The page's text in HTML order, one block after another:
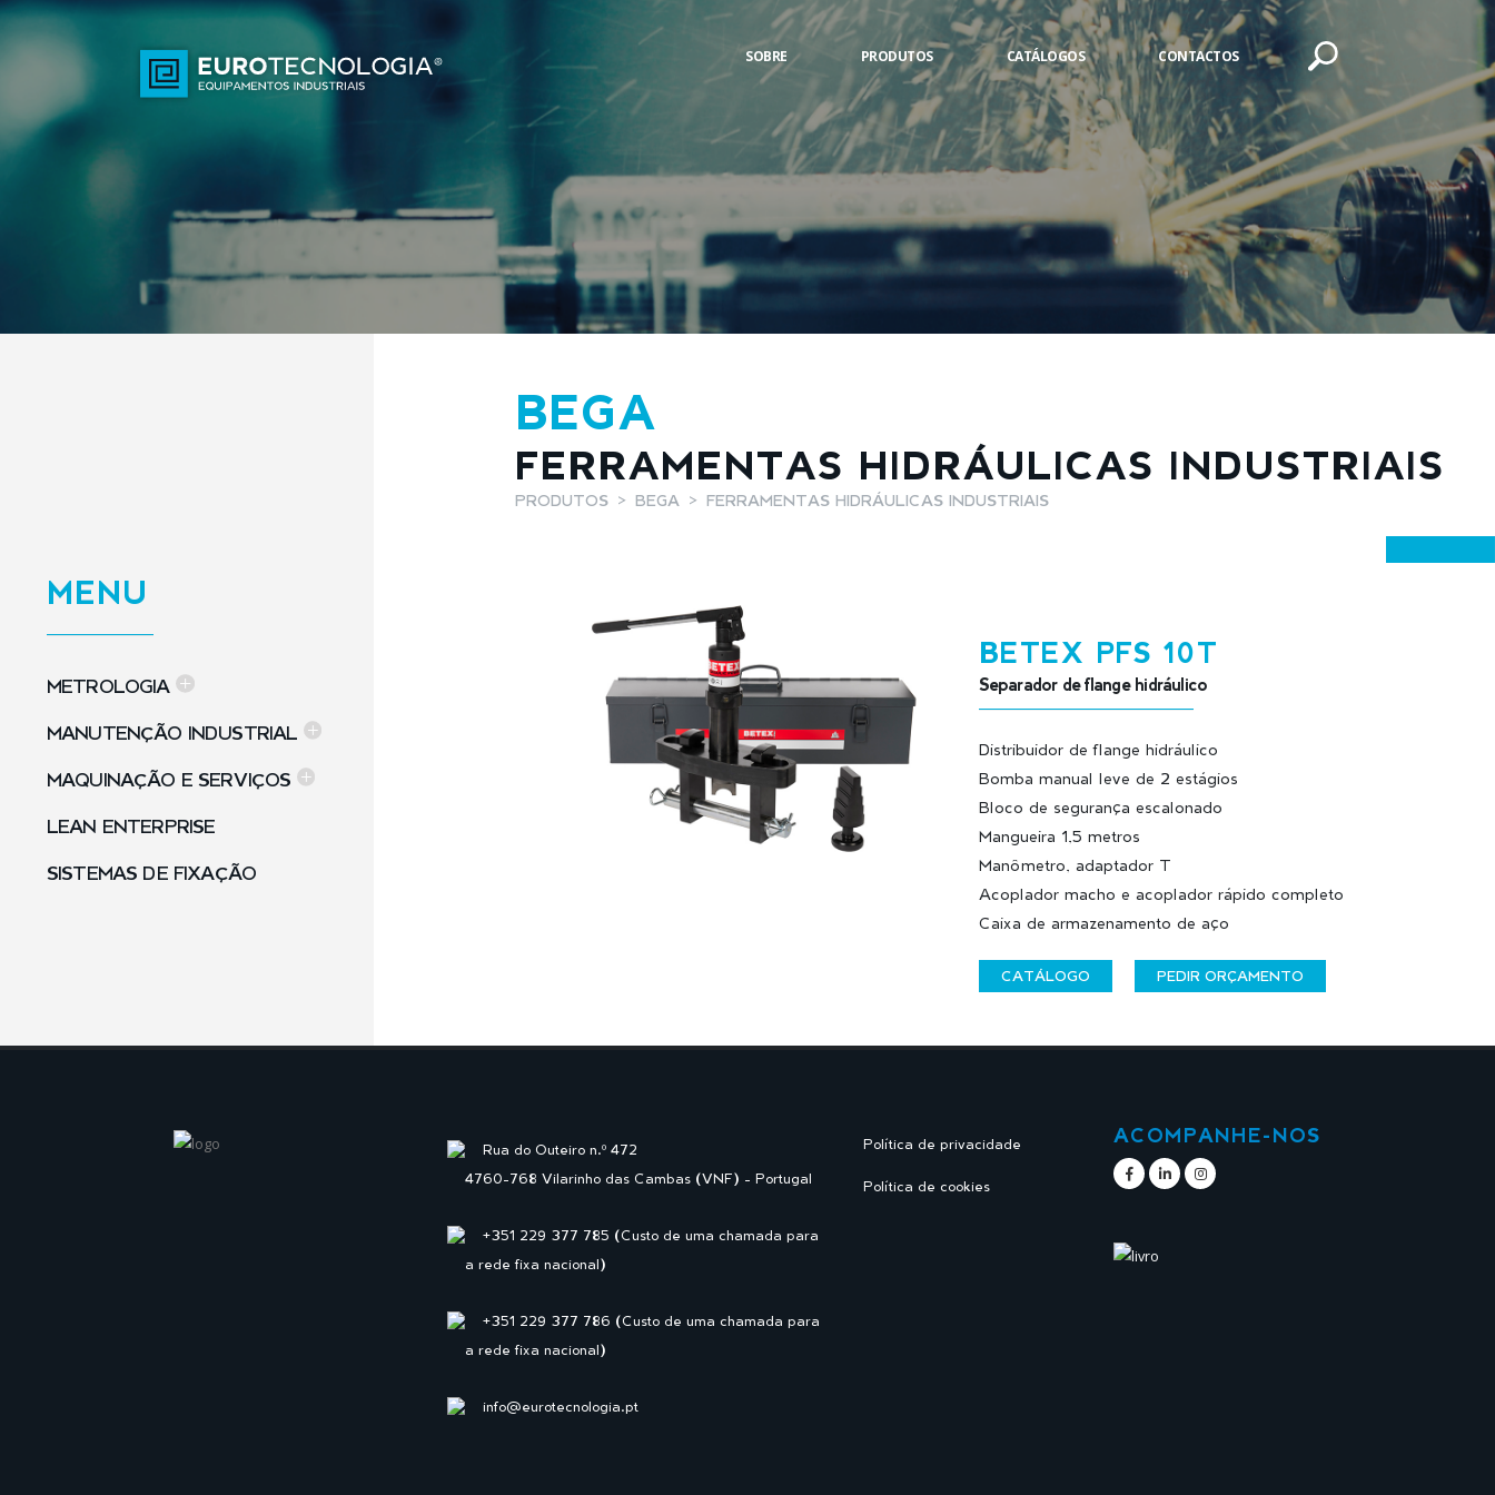
SOBRE PRODUTOS CATÁLOGOS CONTACTOS
MENU
METROLOGIA
MANUTENÇÃO INDUSTRIAL
MAQUINAÇÃO E SERVIÇOS
LEAN ENTERPRISE
SISTEMAS DE FIXAÇÃO
BEGA
FERRAMENTAS HIDRÁULICAS INDUSTRIAIS
PRODUTOS BEGA FERRAMENTAS HIDRÁULICAS INDUSTRIAIS
BETEX PFS 10T
Separador de flange hidráulico
Distribuidor de flange hidráulico
Bomba manual leve de 2 estágios
Bloco de segurança escalonado
Mangueira 1,5 metros
Manômetro, adaptador T
Acoplador macho e acoplador rápido completo
Caixa de armazenamento de aço
CATÁLOGO PEDIR ORÇAMENTO
Rua do Outeiro n.º 472
4760-768 Vilarinho das Cambas (VNF) - Portugal
+351 229 377 785 (Custo de uma chamada para
a rede fixa nacional)
+351 229 377 786 (Custo de uma chamada para
a rede fixa nacional)
info@eurotecnologia.pt
Política de privacidade
Política de cookies
ACOMPANHE-NOS